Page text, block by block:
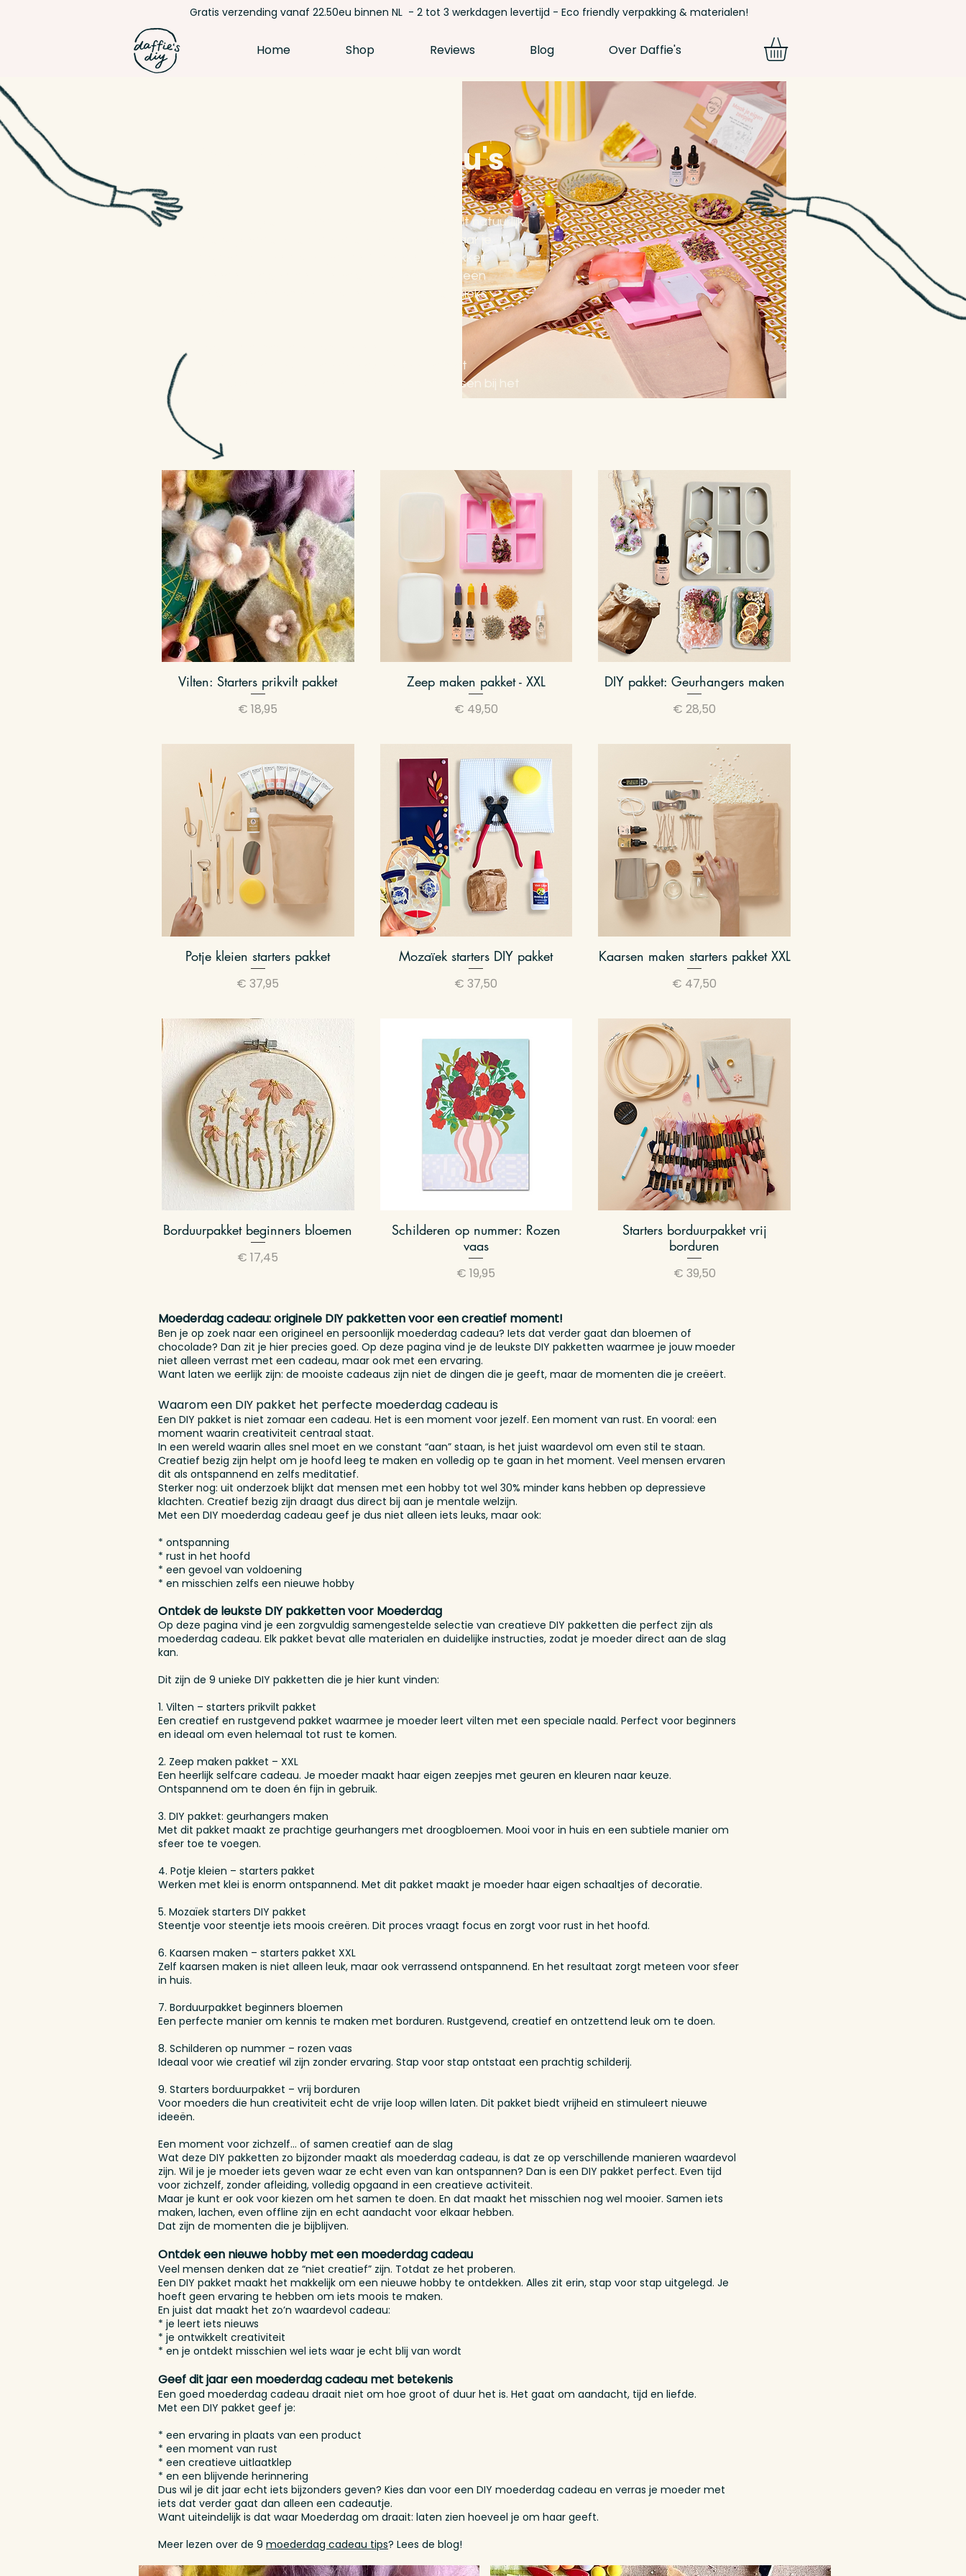
Gratis verzending vanaf 22.50eu binnen NL - 2 tot 3 werkdagen levertijd - Eco friendly verpakking & materialen!
Home Shop Reviews Blog Over Daffie's
9x de beste cadeau's
Moederdag staat weer voor de deur, en je wilt natuurlijk
iets origineels, iets creatiefs, en vooral iets waar je
moeder blij van wordt geven. Met een DIY pakket
kunnen jullie samen aan de slag, of het is juist een
ontspannen moment voor haarzelf, en iets unieks
Altijd leuk verpakt; voeg een extra kaartje met
boodschap toe door een opmerking te plaatsen bij het
Snel overzicht
Vilten: Starters prikvilt pakket
Prijs
€ 18,95
Snel overzicht
Zeep maken pakket - XXL
Prijs
€ 49,50
Snel overzicht
DIY pakket: Geurhangers maken
Prijs
€ 28,50
Snel overzicht
Potje kleien starters pakket
Prijs
€ 37,95
Snel overzicht
Mozaïek starters DIY pakket
Prijs
€ 37,50
Snel overzicht
Kaarsen maken starters pakket XXL
Prijs
€ 47,50
Snel overzicht
Borduurpakket beginners bloemen
Prijs
€ 17,45
Snel overzicht
Schilderen op nummer: Rozen
vaas
Prijs
€ 19,95
Snel overzicht
Starters borduurpakket vrij
borduren
Prijs
€ 39,50
Moederdag cadeau: originele DIY pakketten voor een creatief moment!
Ben je op zoek naar een origineel en persoonlijk moederdag cadeau? Iets dat verder gaat dan bloemen of
chocolade? Dan zit je hier precies goed. Op deze pagina vind je de leukste DIY pakketten waarmee je jouw moeder
niet alleen verrast met een cadeau, maar ook met een ervaring.
Want laten we eerlijk zijn: de mooiste cadeaus zijn niet de dingen die je geeft, maar de momenten die je creëert.
Waarom een DIY pakket het perfecte moederdag cadeau is
Een DIY pakket is niet zomaar een cadeau. Het is een moment voor jezelf. Een moment van rust. En vooral: een
moment waarin creativiteit centraal staat.
In een wereld waarin alles snel moet en we constant “aan” staan, is het juist waardevol om even stil te staan.
Creatief bezig zijn helpt om je hoofd leeg te maken en volledig op te gaan in het moment. Veel mensen ervaren
dit als ontspannend en zelfs meditatief.
Sterker nog: uit onderzoek blijkt dat mensen met een hobby tot wel 30% minder kans hebben op depressieve
klachten. Creatief bezig zijn draagt dus direct bij aan je mentale welzijn.
Met een DIY moederdag cadeau geef je dus niet alleen iets leuks, maar ook:
* ontspanning
* rust in het hoofd
* een gevoel van voldoening
* en misschien zelfs een nieuwe hobby
Ontdek de leukste DIY pakketten voor Moederdag
Op deze pagina vind je een zorgvuldig samengestelde selectie van creatieve DIY pakketten die perfect zijn als
moederdag cadeau. Elk pakket bevat alle materialen en duidelijke instructies, zodat je moeder direct aan de slag
kan.
Dit zijn de 9 unieke DIY pakketten die je hier kunt vinden:
1. Vilten – starters prikvilt pakket
Een creatief en rustgevend pakket waarmee je moeder leert vilten met een speciale naald. Perfect voor beginners
en ideaal om even helemaal tot rust te komen.
2. Zeep maken pakket – XXL
Een heerlijk selfcare cadeau. Je moeder maakt haar eigen zeepjes met geuren en kleuren naar keuze.
Ontspannend om te doen én fijn in gebruik.
3. DIY pakket: geurhangers maken
Met dit pakket maakt ze prachtige geurhangers met droogbloemen. Mooi voor in huis en een subtiele manier om
sfeer toe te voegen.
4. Potje kleien – starters pakket
Werken met klei is enorm ontspannend. Met dit pakket maakt je moeder haar eigen schaaltjes of decoratie.
5. Mozaïek starters DIY pakket
Steentje voor steentje iets moois creëren. Dit proces vraagt focus en zorgt voor rust in het hoofd.
6. Kaarsen maken – starters pakket XXL
Zelf kaarsen maken is niet alleen leuk, maar ook verrassend ontspannend. En het resultaat zorgt meteen voor sfeer
in huis.
7. Borduurpakket beginners bloemen
Een perfecte manier om kennis te maken met borduren. Rustgevend, creatief en ontzettend leuk om te doen.
8. Schilderen op nummer – rozen vaas
Ideaal voor wie creatief wil zijn zonder ervaring. Stap voor stap ontstaat een prachtig schilderij.
9. Starters borduurpakket – vrij borduren
Voor moeders die hun creativiteit echt de vrije loop willen laten. Dit pakket biedt vrijheid en stimuleert nieuwe
ideeën.
Een moment voor zichzelf… of samen creatief aan de slag
Wat deze DIY pakketten zo bijzonder maakt als moederdag cadeau, is dat ze op verschillende manieren waardevol
zijn. Wil je je moeder iets geven waar ze echt even van kan ontspannen? Dan is een DIY pakket perfect. Even tijd
voor zichzelf, zonder afleiding, volledig opgaand in een creatieve activiteit.
Maar je kunt er ook voor kiezen om het samen te doen. En dat maakt het misschien nog wel mooier. Samen iets
maken, lachen, even offline zijn en echt aandacht voor elkaar hebben.
Dat zijn de momenten die je bijblijven.
Ontdek een nieuwe hobby met een moederdag cadeau
Veel mensen denken dat ze “niet creatief” zijn. Totdat ze het proberen.
Een DIY pakket maakt het makkelijk om een nieuwe hobby te ontdekken. Alles zit erin, stap voor stap uitgelegd. Je
hoeft geen ervaring te hebben om iets moois te maken.
En juist dat maakt het zo’n waardevol cadeau:
* je leert iets nieuws
* je ontwikkelt creativiteit
* en je ontdekt misschien wel iets waar je echt blij van wordt
Geef dit jaar een moederdag cadeau met betekenis
Een goed moederdag cadeau draait niet om hoe groot of duur het is. Het gaat om aandacht, tijd en liefde.
Met een DIY pakket geef je:
* een ervaring in plaats van een product
* een moment van rust
* een creatieve uitlaatklep
* en een blijvende herinnering
Dus wil je dit jaar echt iets bijzonders geven? Kies dan voor een DIY moederdag cadeau en verras je moeder met
iets dat verder gaat dan alleen een cadeautje.
Want uiteindelijk is dat waar Moederdag om draait: laten zien hoeveel je om haar geeft.
Meer lezen over de 9 moederdag cadeau tips? Lees de blog!